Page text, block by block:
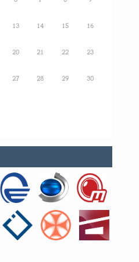
13 14 15 16
20 21 22 23
27 28 29 30